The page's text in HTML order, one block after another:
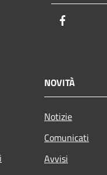
NOVITÀ
Notizie
Comunicati
Avvisi